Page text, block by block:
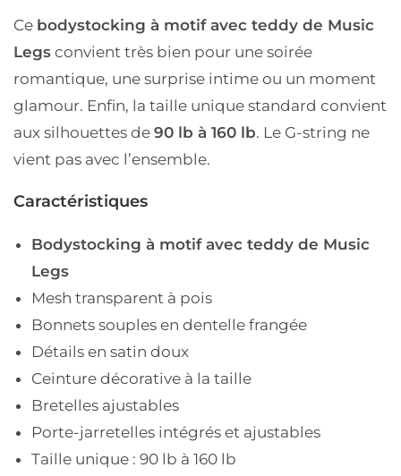
Ce bodystocking à motif avec teddy de Music
Legs convient très bien pour une soirée
romantique, une surprise intime ou un moment
glamour. Enfin, la taille unique standard convient
aux silhouettes de 90 lb à 160 lb. Le G-string ne
vient pas avec l’ensemble.
Caractéristiques
Bodystocking à motif avec teddy de Music
Legs
Mesh transparent à pois
Bonnets souples en dentelle frangée
Détails en satin doux
Ceinture décorative à la taille
Bretelles ajustables
Porte-jarretelles intégrés et ajustables
Taille unique : 90 lb à 160 lb